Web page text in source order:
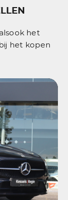
het
het kopen